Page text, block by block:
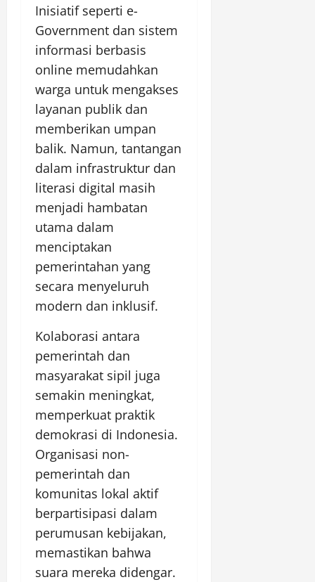
Inisiatif seperti e-
Government dan sistem
informasi berbasis
online memudahkan
warga untuk mengakses
layanan publik dan
memberikan umpan
balik. Namun, tantangan
dalam infrastruktur dan
literasi digital masih
menjadi hambatan
utama dalam
menciptakan
pemerintahan yang
secara menyeluruh
modern dan inklusif.
Kolaborasi antara
pemerintah dan
masyarakat sipil juga
semakin meningkat,
memperkuat praktik
demokrasi di Indonesia.
Organisasi non-
pemerintah dan
komunitas lokal aktif
berpartisipasi dalam
perumusan kebijakan,
memastikan bahwa
suara mereka didengar.